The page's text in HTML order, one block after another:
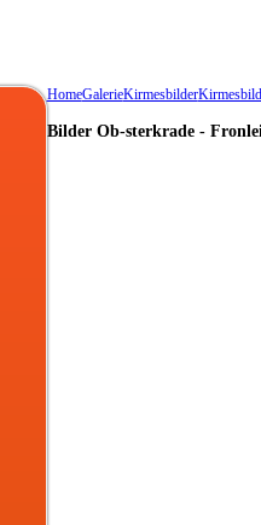
HomeGalerieKirmesbilder
Bilder Ob-sterkrade -